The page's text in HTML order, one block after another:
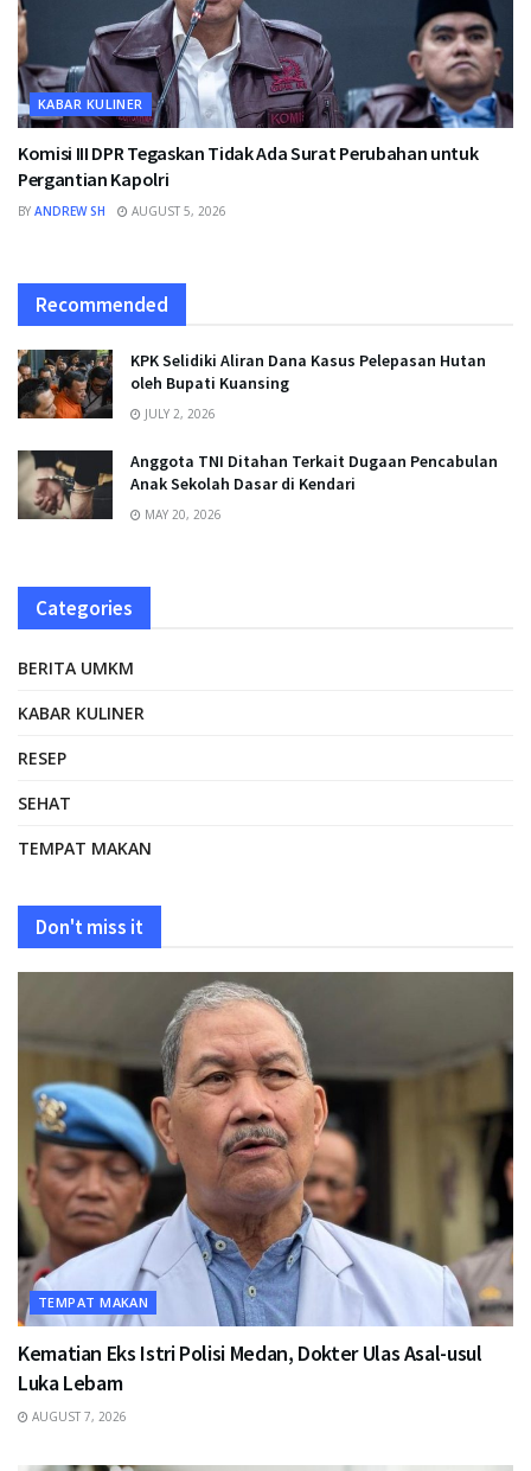
KABAR KULINER
Komisi III DPR Tegaskan Tidak Ada Surat Perubahan untuk
Pergantian Kapolri
BY ANDREW SH AUGUST 5, 2026
Recommended
KPK Selidiki Aliran Dana Kasus Pelepasan Hutan
oleh Bupati Kuansing
JULY 2, 2026
Anggota TNI Ditahan Terkait Dugaan Pencabulan
Anak Sekolah Dasar di Kendari
MAY 20, 2026
Categories
BERITA UMKM
KABAR KULINER
RESEP
SEHAT
TEMPAT MAKAN
Don't miss it
TEMPAT MAKAN
Kematian Eks Istri Polisi Medan, Dokter Ulas Asal-usul
Luka Lebam
AUGUST 7, 2026